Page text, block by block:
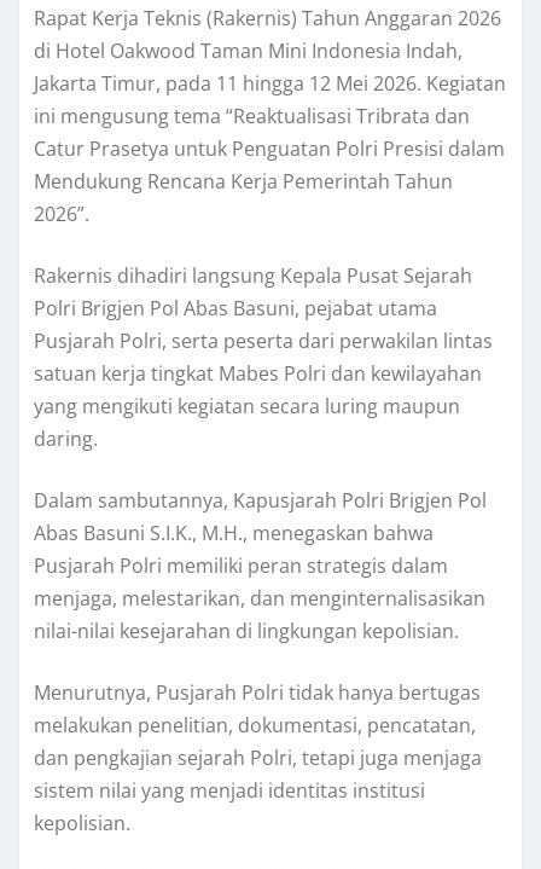
Rapat Kerja Teknis (Rakernis) Tahun Anggaran 2026
di Hotel Oakwood Taman Mini Indonesia Indah,
Jakarta Timur, pada 11 hingga 12 Mei 2026. Kegiatan
ini mengusung tema “Reaktualisasi Tribrata dan
Catur Prasetya untuk Penguatan Polri Presisi dalam
Mendukung Rencana Kerja Pemerintah Tahun
2026”.
Rakernis dihadiri langsung Kepala Pusat Sejarah
Polri Brigjen Pol Abas Basuni, pejabat utama
Pusjarah Polri, serta peserta dari perwakilan lintas
satuan kerja tingkat Mabes Polri dan kewilayahan
yang mengikuti kegiatan secara luring maupun
daring.
Dalam sambutannya, Kapusjarah Polri Brigjen Pol
Abas Basuni S.I.K., M.H., menegaskan bahwa
Pusjarah Polri memiliki peran strategis dalam
menjaga, melestarikan, dan menginternalisasikan
nilai-nilai kesejarahan di lingkungan kepolisian.
Menurutnya, Pusjarah Polri tidak hanya bertugas
melakukan penelitian, dokumentasi, pencatatan,
dan pengkajian sejarah Polri, tetapi juga menjaga
sistem nilai yang menjadi identitas institusi
kepolisian.